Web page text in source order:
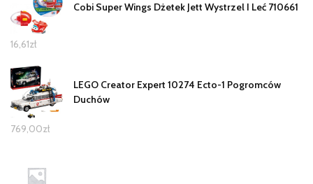
Cobi Super Wings Dżetek Jett Wystrzel I Leć 710661
16,61zł
LEGO Creator Expert 10274 Ecto-1 Pogromców
Duchów
769,00zł